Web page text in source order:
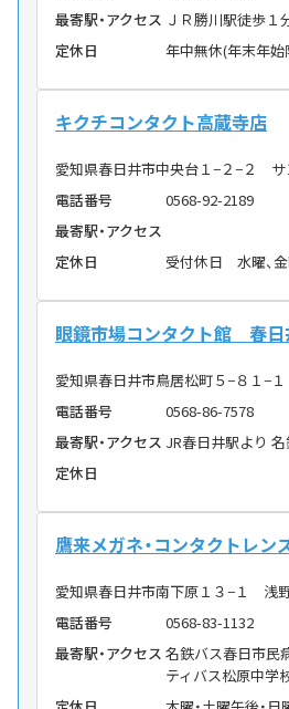
最寄駅・アクセス ＪＲ勝川駅徒歩１
定休日
年中無休(年末年始
キクチコンタクト高蔵寺店
愛知県春日井市中央台１−２−２ サ
電話番号
0568-92-2189
最寄駅・アクセス
定休日
受付休日 水曜、金
眼鏡市場コンタクト館 春日
愛知県春日井市鳥居松町５−８１−１
電話番号
0568-86-7578
最寄駅・アクセス JR春日井駅より
定休日
鷹来メガネ・コンタクトレン
愛知県春日井市南下原１３−１ 浅
電話番号
0568-83-1132
最寄駅・アクセス 名鉄バス春日市民
ティバス松原中学